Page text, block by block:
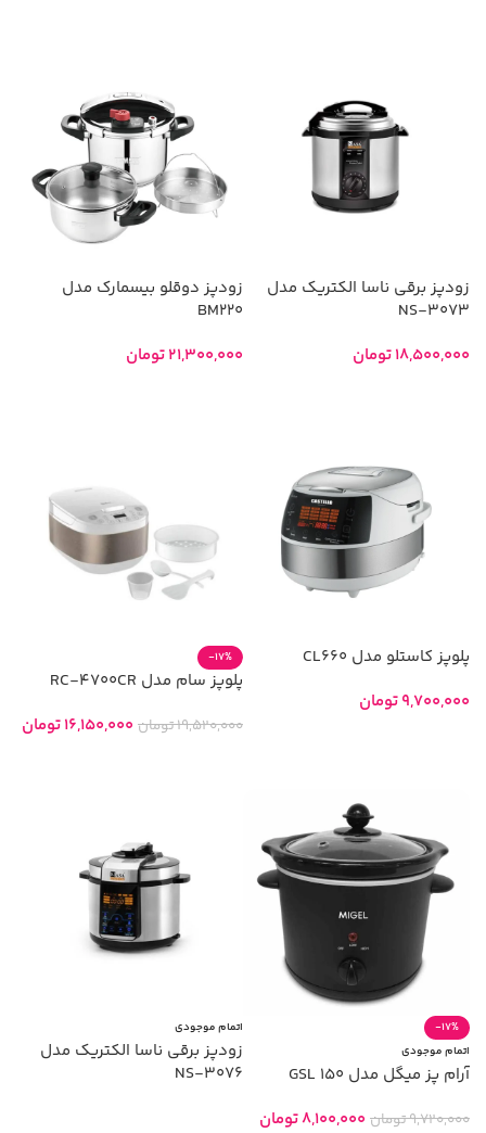
زودپز برقی ناسا الکتریک مدل
NS-3073
18,500,000تومان
زودپز دوقلو بیسمارک مدل
BM220
21,300,000تومان
پلوپز کاستلو مدل CL660
9,700,000تومان
-17%
پلوپز سام مدل RC-4700CR
19,520,000تومان 16,150,000تومان
-17%
اتمام موجودی
آرام پز میگل مدل GSL 150
9,720,000تومان 8,100,000تومان
اتمام موجودی
زودپز برقی ناسا الکتریک مدل
NS-3076